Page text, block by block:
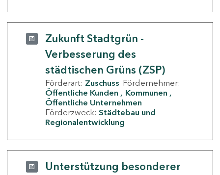
Zukunft Stadtgrün -
Verbesserung des
städtischen Grüns (ZSP)
Förderart: Zuschuss Fördernehmer:
Öffentliche Kunden
Kommunen
Öffentliche Unternehmen
Förderzweck: Städtebau und
Regionalentwicklung
Unterstützung besonderer